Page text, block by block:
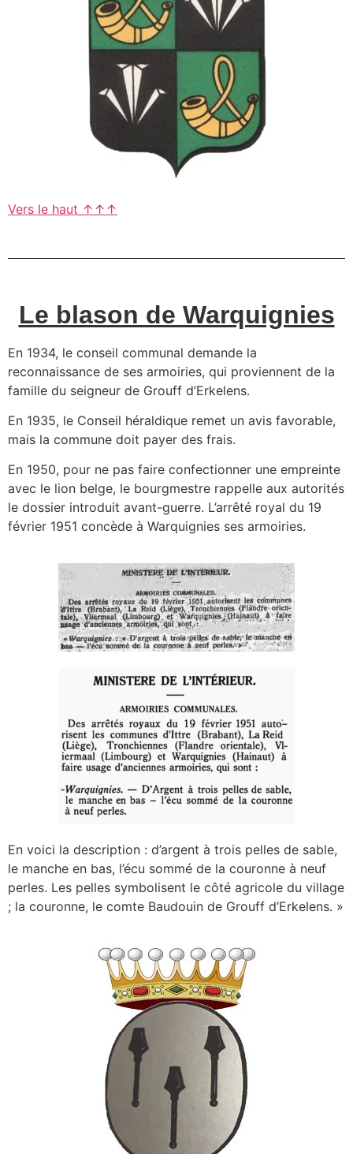
Vers le haut ↑↑↑
Le blason de Warquignies
En 1934, le conseil communal demande la
reconnaissance de ses armoiries, qui proviennent de la
famille du seigneur de Grouff d’Erkelens.
En 1935, le Conseil héraldique remet un avis favorable,
mais la commune doit payer des frais.
En 1950, pour ne pas faire confectionner une empreinte
avec le lion belge, le bourgmestre rappelle aux autorités
le dossier introduit avant-guerre. L’arrêté royal du 19
février 1951 concède à Warquignies ses armoiries.
En voici la description : d’argent à trois pelles de sable,
le manche en bas, l’écu sommé de la couronne à neuf
perles. Les pelles symbolisent le côté agricole du village
; la couronne, le comte Baudouin de Grouff d’Erkelens. »